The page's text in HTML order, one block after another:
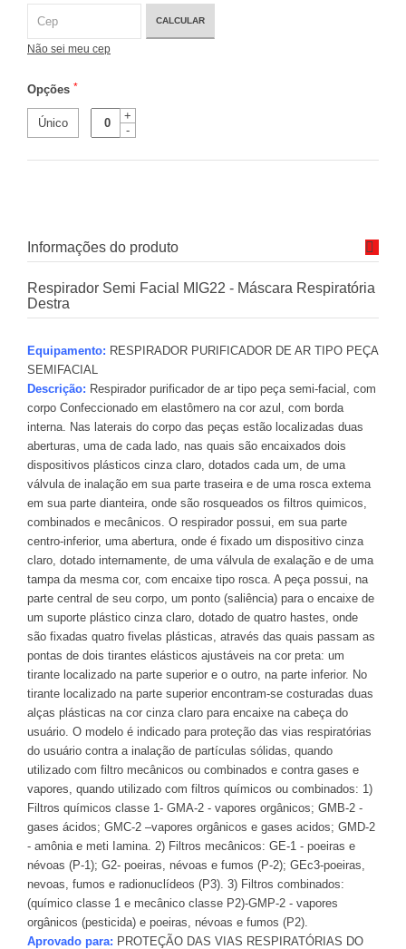
CALCULAR
Não sei meu cep
Opções *
Único
+
-
Informações do produto
Respirador Semi Facial MIG22 - Máscara Respiratória
Destra
Equipamento: RESPIRADOR PURIFICADOR DE AR TIPO PEÇA
SEMIFACIAL
Descrição: Respirador purificador de ar tipo peça semi-facial, com
corpo Confeccionado em elastômero na cor azul, com borda
interna. Nas laterais do corpo das peças estão localizadas duas
aberturas, uma de cada lado, nas quais são encaixados dois
dispositivos plásticos cinza claro, dotados cada um, de uma
válvula de inalação em sua parte traseira e de uma rosca extema
em sua parte dianteira, onde são rosqueados os filtros quimicos,
combinados e mecânicos. O respirador possui, em sua parte
centro-inferior, uma abertura, onde é fixado um dispositivo cinza
claro, dotado internamente, de uma válvula de exalação e de uma
tampa da mesma cor, com encaixe tipo rosca. A peça possui, na
parte central de seu corpo, um ponto (saliência) para o encaixe de
um suporte plástico cinza claro, dotado de quatro hastes, onde
são fixadas quatro fivelas plásticas, através das quais passam as
pontas de dois tirantes elásticos ajustáveis na cor preta: um
tirante localizado na parte superior e o outro, na parte inferior. No
tirante localizado na parte superior encontram-se costuradas duas
alças plásticas na cor cinza claro para encaixe na cabeça do
usuário. O modelo é indicado para proteção das vias respiratórias
do usuário contra a inalação de partículas sólidas, quando
utilizado com filtro mecânicos ou combinados e contra gases e
vapores, quando utilizado com filtros químicos ou combinados: 1)
Filtros químicos classe 1- GMA-2 - vapores orgânicos; GMB-2 -
gases ácidos; GMC-2 –vapores orgânicos e gases acidos; GMD-2
- amônia e meti Iamina. 2) Filtros mecânicos: GE-1 - poeiras e
névoas (P-1); G2- poeiras, névoas e fumos (P-2); GEc3-poeiras,
nevoas, fumos e radionuclídeos (P3). 3) Filtros combinados:
(químico classe 1 e mecânico classe P2)-GMP-2 - vapores
orgânicos (pesticida) e poeiras, névoas e fumos (P2).
Aprovado para: PROTEÇÃO DAS VIAS RESPIRATÓRIAS DO